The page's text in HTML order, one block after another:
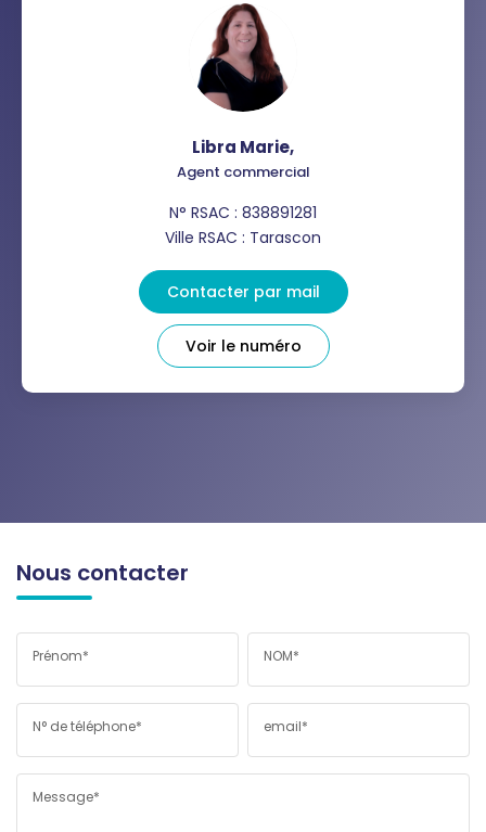
Libra Marie,
Agent commercial
N° RSAC : 838891281
Ville RSAC : Tarascon
Contacter par mail
Voir le numéro
Nous contacter
Prénom* NOM*
N° de téléphone* email*
Message*